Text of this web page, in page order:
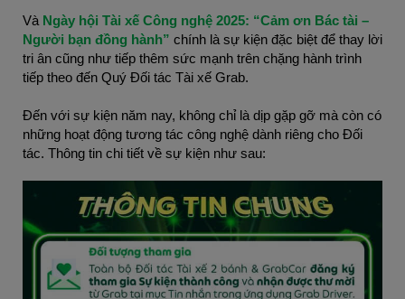
Và Ngày hội Tài xế Công nghệ 2025: “Cảm ơn Bác tài –
Người bạn đồng hành” chính là sự kiện đặc biệt để thay lời
tri ân cũng như tiếp thêm sức mạnh trên chặng hành trình
tiếp theo đến Quý Đối tác Tài xế Grab.
Đến với sự kiện năm nay, không chỉ là dịp gặp gỡ mà còn có
những hoạt động tương tác công nghệ dành riêng cho Đối
tác. Thông tin chi tiết về sự kiện như sau: